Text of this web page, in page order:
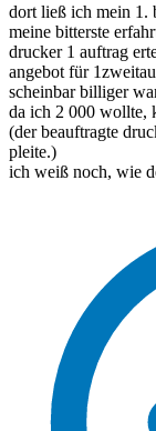
dort ließ ich mein 1.
meine bitterste
drucker 1 auftrag
angebot für
scheinbar billiger
da ich 2 000 wollte,
(der beauftragte
pleite.)
ich weiß noch, wie